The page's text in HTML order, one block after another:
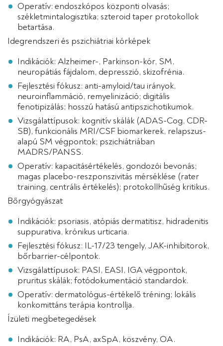
Operatív: endoszkópos központi olvasás;
székletmintalogisztika; szteroid taper protokollok
betartása.
Idegrendszeri és pszichiátriai kórképek
Indikációk: Alzheimer-, Parkinson-kór, SM,
neuropátiás fájdalom, depresszió, skizofrénia.
Fejlesztési fókusz: anti-amyloid/tau irányok,
neuroinflammáció, remyelinizáció; digitális
fenotipizálás; hosszú hatású antipszichotikumok.
Vizsgálattípusok: kognitív skálák (ADAS-Cog, CDR-
SB), funkcionális MRI/CSF biomarkerek, relapszus-
alapú SM végpontok; pszichiátriában
MADRS/PANSS.
Operatív: kapacitásértékelés, gondozói bevonás;
magas placebo-reszponszivitás mérséklése (rater
training, centrális értékelés); protokollhűség kritikus.
Bőrgyógyászat
Indikációk: psoriasis, atópiás dermatitisz, hidradenitis
suppurativa, krónikus urticaria.
Fejlesztési fókusz: IL-17/23 tengely, JAK-inhibitorok,
bőrbarrier-célpontok.
Vizsgálattípusok: PASI, EASI, IGA végpontok,
pruritus skálák; fotódokumentáció standardok.
Operatív: dermatológus-értékelő tréning; lokális
konkomittáns terápia kontrollja.
Ízületi megbetegedések
Indikációk: RA, PsA, axSpA, köszvény, OA.